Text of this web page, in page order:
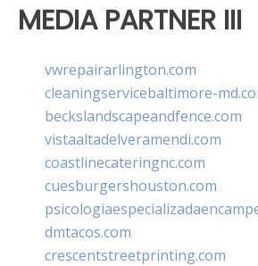
MEDIA PARTNER III
vwrepairarlington.com
cleaningservicebaltimore-
beckslandscapeandfence.com
vistaaltadelveramendi.com
coastlinecateringnc.com
cuesburgershouston.com
dmtacos.com
crescentstreetprinting.com